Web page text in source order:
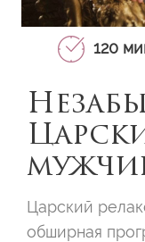
120
Царский
обширная